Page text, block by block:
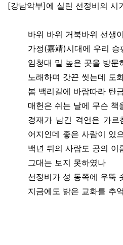
[강남악부]에 실린 선정비의 시
바위 바위 거북바위 선생
가정(嘉靖)시대에 우리 승
임청대 밑 높은 곳을 방문
노래하며 갓끈 씻는데 도
봄 백리길에 바람따라 탄
매헌은 쉬는 날에 무슨 책
경재가 남긴 격언은 가르
어지인데 좋은 사람이 있
백년 뒤의 사람도 공의 이
그대는 보지 못하였나
선정비가 성 동쪽에 우뚝
지금에도 밝은 교화를 추